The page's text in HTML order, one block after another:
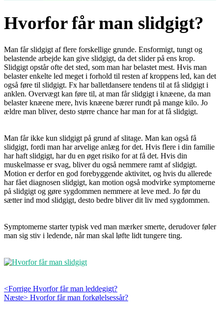
Hvorfor får man slidgigt?
Man får slidgigt af flere forskellige grunde. Ensformigt, tungt og
belastende arbejde kan give slidgigt, da det slider på ens krop.
Slidgigt opstår ofte det sted, som man har belastet mest. Hvis man
belaster enkelte led meget i forhold til resten af kroppens led, kan det
også føre til slidgigt. Fx har balletdansere tendens til at få slidgigt i
anklen. Overvægt kan føre til, at man får slidgigt i knæene, da man
belaster knæene mere, hvis knæene bærer rundt på mange kilo. Jo
ældre man bliver, desto større chance har man for at få slidgigt.
Man får ikke kun slidgigt på grund af slitage. Man kan også få
slidgigt, fordi man har arvelige anlæg for det. Hvis flere i din familie
har haft slidgigt, har du en øget risiko for at få det. Hvis din
muskelmasse er svag, bliver du også nemmere ramt af slidgigt.
Motion er derfor en god forebyggende aktivitet, og hvis du allerede
har fået diagnosen slidgigt, kan motion også modvirke symptomerne
på slidgigt og gøre sygdommen nemmere at leve med. Jo før du
sætter ind mod slidgigt, desto bedre bliver dit liv med sygdommen.
Symptomerne starter typisk ved man mærker smerte, derudover føler
man sig stiv i ledende, når man skal løfte lidt tungere ting.
Indlægsnavigation
<Forrige Previous
post:
Hvorfor får man leddegigt?
Næste> Next
Hvorfor får man forkølelsessår?